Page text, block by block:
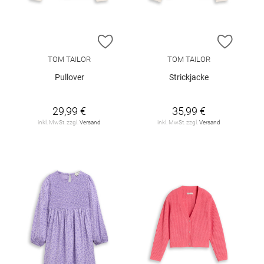
ZUR WUNSCHLISTE HINZUFÜGEN
TOM TAILOR
Pullover
29,99 €
inkl. MwSt. zzgl. Versand
ZUR
TOM TAILOR
Strickjacke
35,99 €
inkl. MwSt. zzgl. Versand